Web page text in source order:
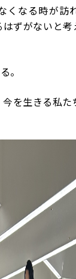
くなる時が訪
ずがないと考
。
を生きる私た